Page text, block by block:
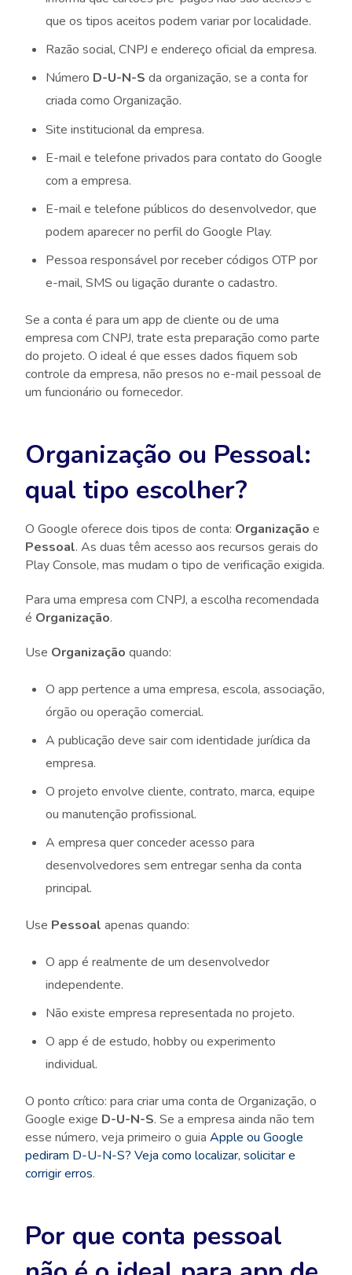
que os tipos aceitos podem variar por localidade.
Razão social, CNPJ e endereço oficial da empresa.
Número D-U-N-S da organização, se a conta for
criada como Organização.
Site institucional da empresa.
E-mail e telefone privados para contato do Google
com a empresa.
E-mail e telefone públicos do desenvolvedor, que
podem aparecer no perfil do Google Play.
Pessoa responsável por receber códigos OTP por
e-mail, SMS ou ligação durante o cadastro.
Se a conta é para um app de cliente ou de uma
empresa com CNPJ, trate esta preparação como parte
do projeto. O ideal é que esses dados fiquem sob
controle da empresa, não presos no e-mail pessoal de
um funcionário ou fornecedor.
Organização ou Pessoal:
qual tipo escolher?
O Google oferece dois tipos de conta: Organização e
Pessoal. As duas têm acesso aos recursos gerais do
Play Console, mas mudam o tipo de verificação exigida.
Para uma empresa com CNPJ, a escolha recomendada
é Organização.
Use Organização quando:
O app pertence a uma empresa, escola, associação,
órgão ou operação comercial.
A publicação deve sair com identidade jurídica da
empresa.
O projeto envolve cliente, contrato, marca, equipe
ou manutenção profissional.
A empresa quer conceder acesso para
desenvolvedores sem entregar senha da conta
principal.
Use Pessoal apenas quando:
O app é realmente de um desenvolvedor
independente.
Não existe empresa representada no projeto.
O app é de estudo, hobby ou experimento
individual.
O ponto crítico: para criar uma conta de Organização, o
Google exige D-U-N-S. Se a empresa ainda não tem
esse número, veja primeiro o guia Apple ou Google
pediram D-U-N-S? Veja como localizar, solicitar e
corrigir erros.
Por que conta pessoal